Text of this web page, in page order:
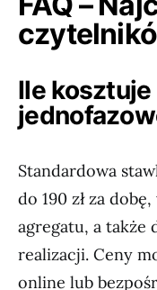
Ile
Standardowa
do 190 zł za
agregatu, a także
realizacji. Ceny
online lub